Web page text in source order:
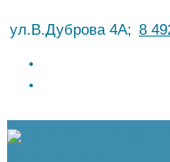
кул.В.Дуброва 4А; 8